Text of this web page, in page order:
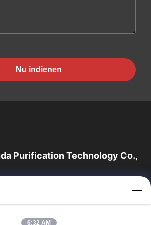
Nu indienen
Purification Technology Co.,
belangrijke fabrikant en exporteur van
bieden wij een volledige lijn van
6:32 AM